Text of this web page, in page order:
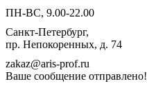
ПН-ВС, 9.00-22.00
Санкт-Петербург,
пр. Непокоренных, д. 74
zakaz@aris-prof.ru
Ваше сообщение отправлено!